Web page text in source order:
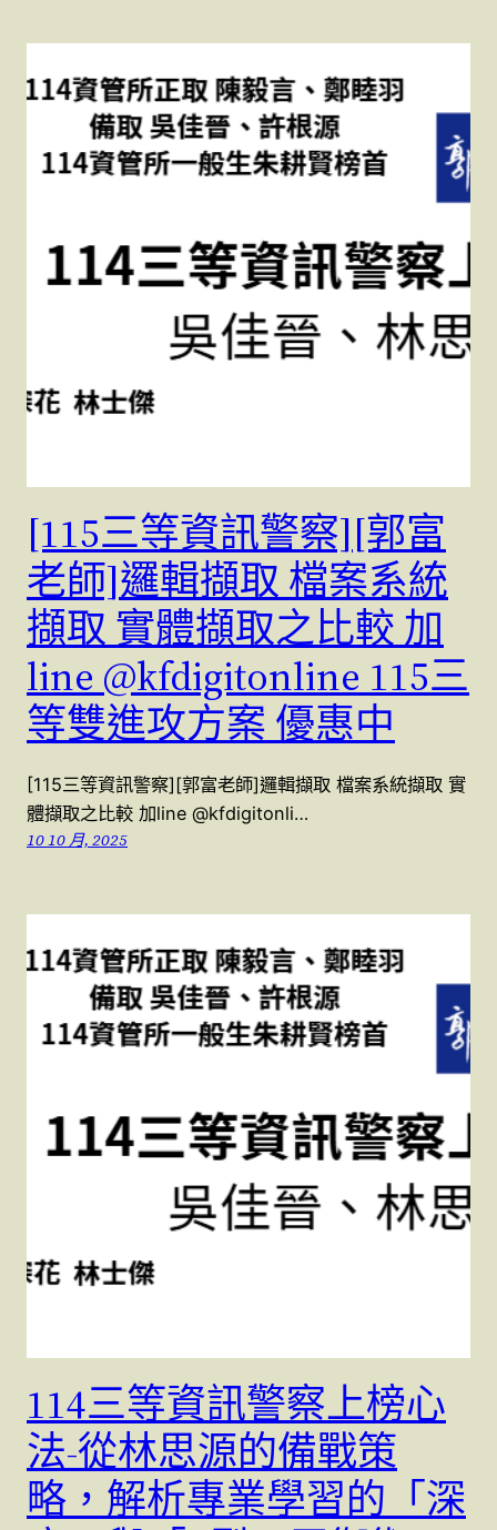
[115三等資訊警察][郭富
老師]邏輯擷取 檔案系統
擷取 實體擷取之比較 加
line @kfdigitonline 115三
等雙進攻方案 優惠中
[115三等資訊警察][郭富老師]邏輯擷取 檔案系統擷取 實
體擷取之比較 加line @kfdigitonli…
10 10 月, 2025
114三等資訊警察上榜心
法-從林思源的備戰策
略，解析專業學習的「深